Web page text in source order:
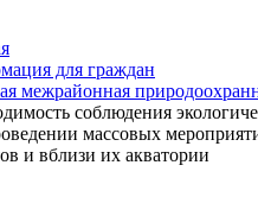
для граждан
межрайонная
соблюдения
массовых
и вблизи их акватории